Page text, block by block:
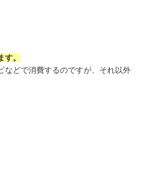
す。
などで消費するのですが、それ以外